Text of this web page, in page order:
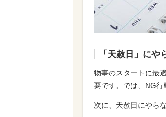
「天赦日」にや
物事のスタートに最
要です。では、NG行
次に、天赦日にやら